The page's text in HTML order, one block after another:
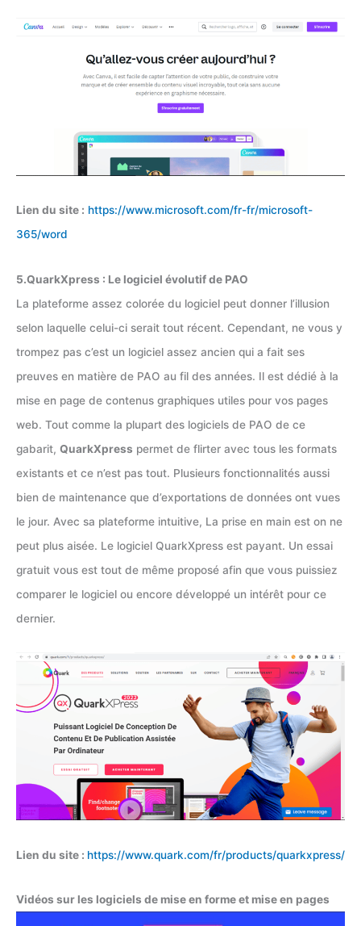
Lien du site : https://www.microsoft.com/fr-fr/microsoft-
365/word
5.QuarkXpress : Le logiciel évolutif de PAO
La plateforme assez colorée du logiciel peut donner l’illusion
selon laquelle celui-ci serait tout récent. Cependant, ne vous y
trompez pas c’est un logiciel assez ancien qui a fait ses
preuves en matière de PAO au fil des années. Il est dédié à la
mise en page de contenus graphiques utiles pour vos pages
web. Tout comme la plupart des logiciels de PAO de ce
gabarit, QuarkXpress permet de flirter avec tous les formats
existants et ce n’est pas tout. Plusieurs fonctionnalités aussi
bien de maintenance que d’exportations de données ont vues
le jour. Avec sa plateforme intuitive, La prise en main est on ne
peut plus aisée. Le logiciel QuarkXpress est payant. Un essai
gratuit vous est tout de même proposé afin que vous puissiez
comparer le logiciel ou encore développé un intérêt pour ce
dernier.
Lien du site : https://www.quark.com/fr/products/quarkxpress/
Vidéos sur les logiciels de mise en forme et mise en pages